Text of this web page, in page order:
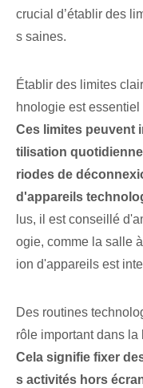
crucial d’établir des
s saines.
Établir des limites
hnologie est
Ces limites peuvent
tilisation
riodes de
d'appareils
lus, il est conseillé
ogie, comme la salle
ion d'appareils est
Des routines
rôle important dans
Cela signifie fixer
s activités hors